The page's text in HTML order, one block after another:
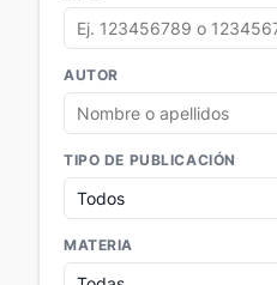
AUTOR
TIPO DE PUBLICACIÓN
MATERIA